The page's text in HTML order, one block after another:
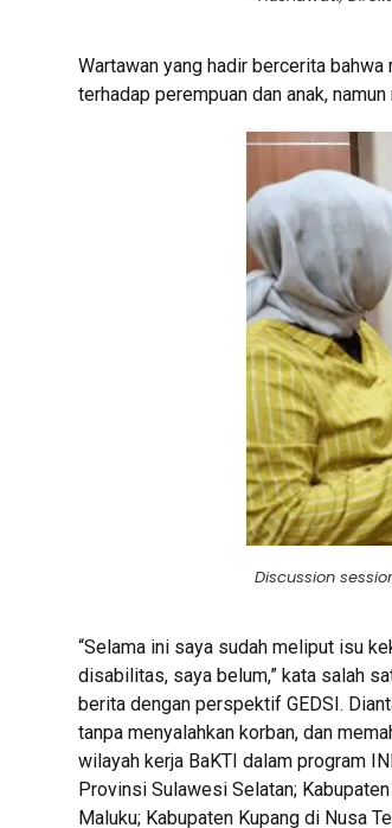
Wartawan yang hadir bercerita
terhadap perempuan dan anak,
Discussion
“Selama ini saya sudah meliput isu
disabilitas, saya belum,” kata salah
berita dengan perspektif GEDSI.
tanpa menyalahkan korban, dan
wilayah kerja BaKTI dalam program
Provinsi Sulawesi Selatan;
Maluku; Kabupaten Kupang di Nusa